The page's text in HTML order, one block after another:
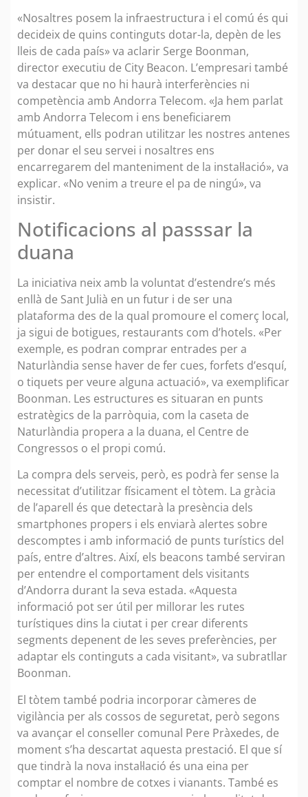
«Nosaltres posem la infraestructura i el comú és qui
decideix de quins continguts dotar-la, depèn de les
lleis de cada país» va aclarir Serge Boonman,
director executiu de City Beacon. L’empresari també
va destacar que no hi haurà interferències ni
competència amb Andorra Telecom. «Ja hem parlat
amb Andorra Telecom i ens beneficiarem
mútuament, ells podran utilitzar les nostres antenes
per donar el seu servei i nosaltres ens
encarregarem del manteniment de la instal·lació», va
explicar. «No venim a treure el pa de ningú», va
insistir.
Notificacions al passsar la
duana
La iniciativa neix amb la voluntat d’estendre’s més
enllà de Sant Julià en un futur i de ser una
plataforma des de la qual promoure el comerç local,
ja sigui de botigues, restaurants com d’hotels. «Per
exemple, es podran comprar entrades per a
Naturlàndia sense haver de fer cues, forfets d’esquí,
o tiquets per veure alguna actuació», va exemplificar
Boonman. Les estructures es situaran en punts
estratègics de la parròquia, com la caseta de
Naturlàndia propera a la duana, el Centre de
Congressos o el propi comú.
La compra dels serveis, però, es podrà fer sense la
necessitat d’utilitzar físicament el tòtem. La gràcia
de l’aparell és que detectarà la presència dels
smartphones propers i els enviarà alertes sobre
descomptes i amb informació de punts turístics del
país, entre d’altres. Així, els beacons també serviran
per entendre el comportament dels visitants
d’Andorra durant la seva estada. «Aquesta
informació pot ser útil per millorar les rutes
turístiques dins la ciutat i per crear diferents
segments depenent de les seves preferències, per
adaptar els continguts a cada visitant», va subratllar
Boonman.
El tòtem també podria incorporar càmeres de
vigilància per als cossos de seguretat, però segons
va avançar el conseller comunal Pere Pràxedes, de
moment s’ha descartat aquesta prestació. El que sí
que tindrà la nova instal·lació és una eina per
comptar el nombre de cotxes i vianants. També es